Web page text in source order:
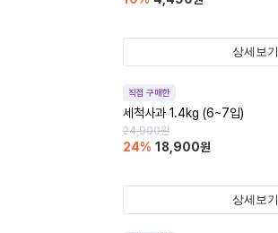
상세보기
직접 구매한
세척사과 1.4kg (6~7입)
24,900원
24% 18,900원
상세보기